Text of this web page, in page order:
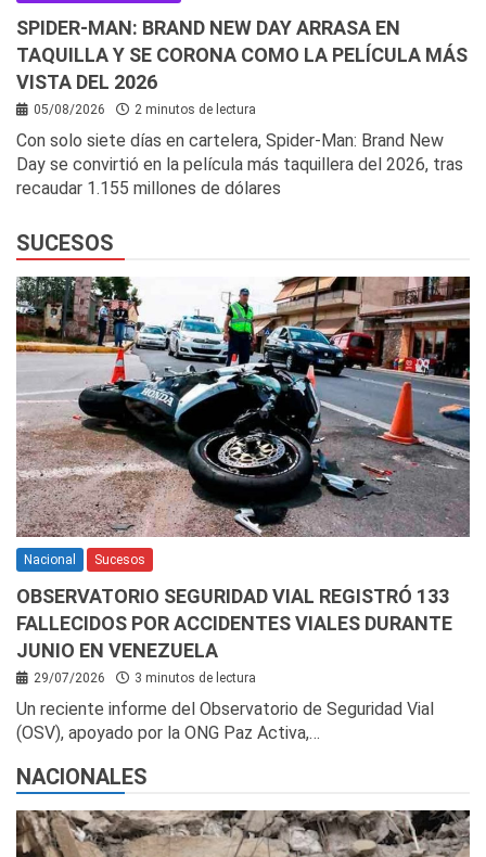
SPIDER-MAN: BRAND NEW DAY ARRASA EN
TAQUILLA Y SE CORONA COMO LA PELÍCULA MÁS
VISTA DEL 2026
05/08/2026 2 minutos de lectura
Con solo siete días en cartelera, Spider-Man: Brand New
Day se convirtió en la película más taquillera del 2026, tras
recaudar 1.155 millones de dólares
SUCESOS
Nacional Sucesos
OBSERVATORIO SEGURIDAD VIAL REGISTRÓ 133
FALLECIDOS POR ACCIDENTES VIALES DURANTE
JUNIO EN VENEZUELA
29/07/2026 3 minutos de lectura
Un reciente informe del Observatorio de Seguridad Vial
(OSV), apoyado por la ONG Paz Activa,…
NACIONALES